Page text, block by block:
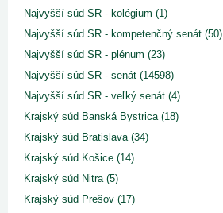
Najvyšší súd SR - kolégium (1)
Najvyšší súd SR - kompetenčný senát (50)
Najvyšší súd SR - plénum (23)
Najvyšší súd SR - senát (14598)
Najvyšší súd SR - veľký senát (4)
Krajský súd Banská Bystrica (18)
Krajský súd Bratislava (34)
Krajský súd Košice (14)
Krajský súd Nitra (5)
Krajský súd Prešov (17)